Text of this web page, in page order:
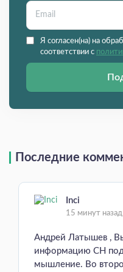
Я согласен(на) на
соответствии с
Последние
Inci
15 минут назад
Андрей Латышев ,
информацию СН под
мышление. Во